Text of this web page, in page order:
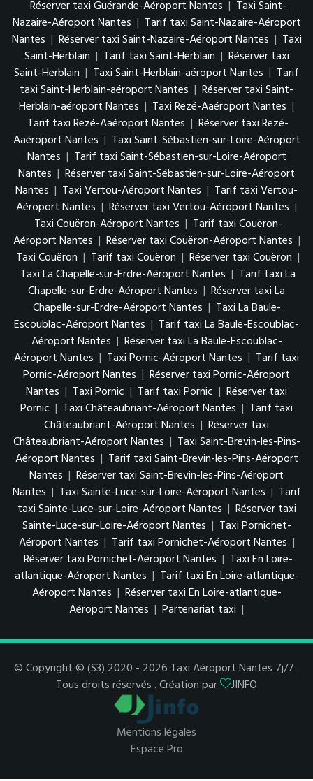
Réserver taxi Guérande-Aéroport Nantes | Taxi Saint-
Nazaire-Aéroport Nantes | Tarif taxi Saint-Nazaire-Aéroport
Nantes | Réserver taxi Saint-Nazaire-Aéroport Nantes | Taxi
Saint-Herblain | Tarif taxi Saint-Herblain | Réserver taxi
Saint-Herblain | Taxi Saint-Herblain-aéroport Nantes | Tarif
taxi Saint-Herblain-aéroport Nantes | Réserver taxi Saint-
Herblain-aéroport Nantes | Taxi Rezé-Aaéroport Nantes |
Tarif taxi Rezé-Aaéroport Nantes | Réserver taxi Rezé-
Aaéroport Nantes | Taxi Saint-Sébastien-sur-Loire-Aéroport
Nantes | Tarif taxi Saint-Sébastien-sur-Loire-Aéroport
Nantes | Réserver taxi Saint-Sébastien-sur-Loire-Aéroport
Nantes | Taxi Vertou-Aéroport Nantes | Tarif taxi Vertou-
Aéroport Nantes | Réserver taxi Vertou-Aéroport Nantes |
Taxi Couëron-Aéroport Nantes | Tarif taxi Couëron-
Aéroport Nantes | Réserver taxi Couëron-Aéroport Nantes |
Taxi Couëron | Tarif taxi Couëron | Réserver taxi Couëron |
Taxi La Chapelle-sur-Erdre-Aéroport Nantes | Tarif taxi La
Chapelle-sur-Erdre-Aéroport Nantes | Réserver taxi La
Chapelle-sur-Erdre-Aéroport Nantes | Taxi La Baule-
Escoublac-Aéroport Nantes | Tarif taxi La Baule-Escoublac-
Aéroport Nantes | Réserver taxi La Baule-Escoublac-
Aéroport Nantes | Taxi Pornic-Aéroport Nantes | Tarif taxi
Pornic-Aéroport Nantes | Réserver taxi Pornic-Aéroport
Nantes | Taxi Pornic | Tarif taxi Pornic | Réserver taxi
Pornic | Taxi Châteaubriant-Aéroport Nantes | Tarif taxi
Châteaubriant-Aéroport Nantes | Réserver taxi
Châteaubriant-Aéroport Nantes | Taxi Saint-Brevin-les-Pins-
Aéroport Nantes | Tarif taxi Saint-Brevin-les-Pins-Aéroport
Nantes | Réserver taxi Saint-Brevin-les-Pins-Aéroport
Nantes | Taxi Sainte-Luce-sur-Loire-Aéroport Nantes | Tarif
taxi Sainte-Luce-sur-Loire-Aéroport Nantes | Réserver taxi
Sainte-Luce-sur-Loire-Aéroport Nantes | Taxi Pornichet-
Aéroport Nantes | Tarif taxi Pornichet-Aéroport Nantes |
Réserver taxi Pornichet-Aéroport Nantes | Taxi En Loire-
atlantique-Aéroport Nantes | Tarif taxi En Loire-atlantique-
Aéroport Nantes | Réserver taxi En Loire-atlantique-
Aéroport Nantes | Partenariat taxi |
© Copyright © (S3) 2020 - 2026 Taxi Aéroport Nantes 7j/7 .
Tous droits réservés . Création par
JINFO
Mentions légales
Espace Pro